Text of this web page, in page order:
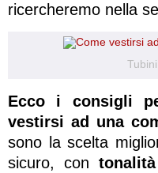
ricercheremo nella
Ecco i consigli
vestirsi ad una
sono la scelta
sicuro, con